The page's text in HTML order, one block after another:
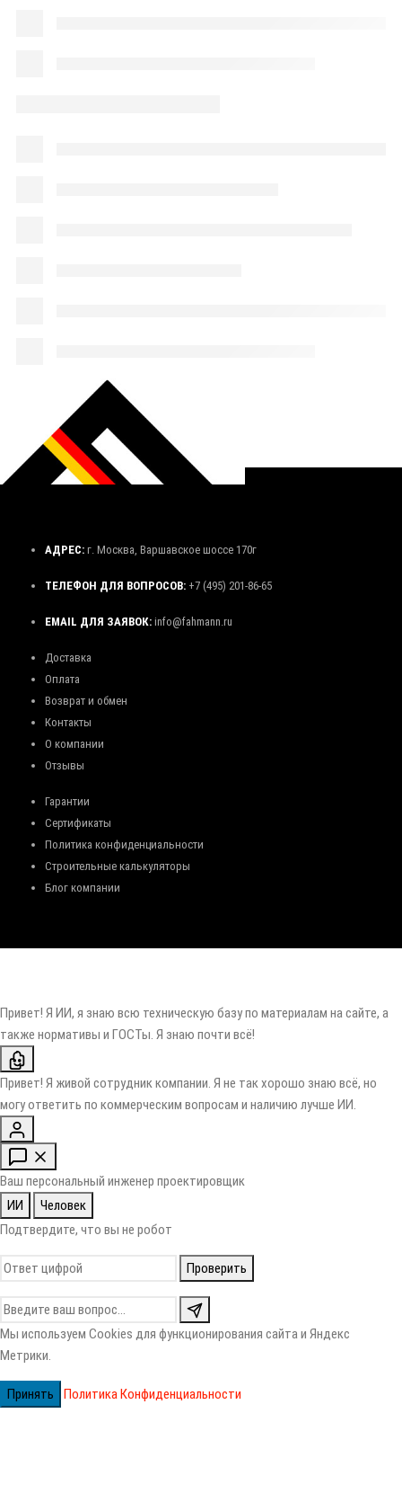
АДРЕС: г. Москва, Варшавское шоссе 170г
ТЕЛЕФОН ДЛЯ ВОПРОСОВ: +7 (495) 201-86-65
EMAIL ДЛЯ ЗАЯВОК: info@fahmann.ru
Доставка
Оплата
Возврат и обмен
Контакты
О компании
Отзывы
Гарантии
Сертификаты
Политика конфиденциальности
Строительные калькуляторы
Блог компании
Привет! Я ИИ, я знаю всю техническую базу по материалам на сайте, а
также нормативы и ГОСТы. Я знаю почти всё!
Привет! Я живой сотрудник компании. Я не так хорошо знаю всё, но
могу ответить по коммерческим вопросам и наличию лучше ИИ.
Ваш персональный инженер проектировщик
ИИ
Человек
Подтвердите, что вы не робот
Проверить
Мы используем Cookies для функционирования сайта и Яндекс
Метрики.
Принять Политика Конфиденциальности